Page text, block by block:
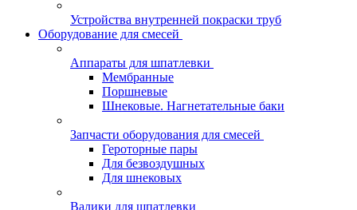
Устройства внутренней покраски труб
Оборудование для смесей
Аппараты для шпатлевки
Мембранные
Поршневые
Шнековые. Нагнетательные баки
Запчасти оборудования для смесей
Героторные пары
Для безвоздушных
Для шнековых
Валики для шпатлевки